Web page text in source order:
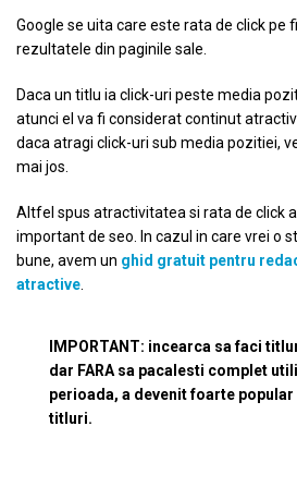
Google se uita care este rata de click pe
rezultatele din paginile sale.
Daca un titlu ia click-uri peste media
atunci el va fi considerat continut
daca atragi click-uri sub media pozitiei,
mai jos.
Altfel spus atractivitatea si rata de click
important de seo. In cazul in care vrei o
bune, avem un ghid gratuit pentru
atractive
IMPORTANT: incearca sa faci
dar FARA sa pacalesti complet
perioada, a devenit foarte popular
titluri.